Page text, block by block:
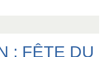
: FÊTE DU